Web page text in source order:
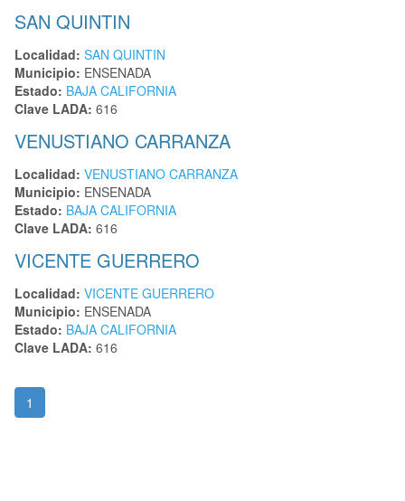
SAN QUINTIN
Localidad: SAN QUINTIN
Municipio: ENSENADA
Estado: BAJA CALIFORNIA
Clave LADA: 616
VENUSTIANO CARRANZA
Localidad: VENUSTIANO CARRANZA
Municipio: ENSENADA
Estado: BAJA CALIFORNIA
Clave LADA: 616
VICENTE GUERRERO
Localidad: VICENTE GUERRERO
Municipio: ENSENADA
Estado: BAJA CALIFORNIA
Clave LADA: 616
1